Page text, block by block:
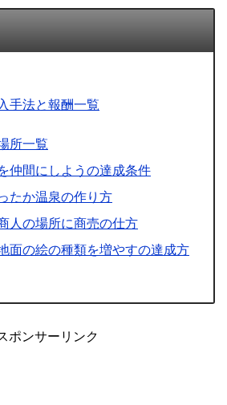
手法と報酬一覧
所一覧
仲間にしようの達成条件
たか温泉の作り方
人の場所に商売の仕方
面の絵の種類を増やすの達成方
ポンサーリンク